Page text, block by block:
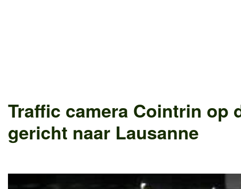
Traffic camera Cointrin op
gericht naar Lausanne